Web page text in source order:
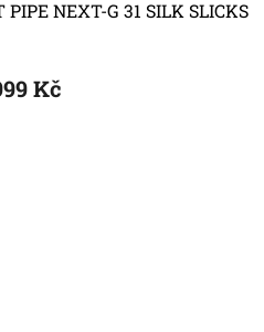
PIPE NEXT-G 31 SILK SLICKS
Kč